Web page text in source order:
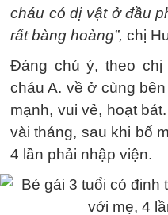
cháu có dị vật ở đầu
rất bàng hoàng”, chị
Đáng chú ý, theo chị
cháu A. về ở cùng
mạnh, vui vẻ, hoạt
vài tháng, sau khi bố
4 lần phải nhập viện.